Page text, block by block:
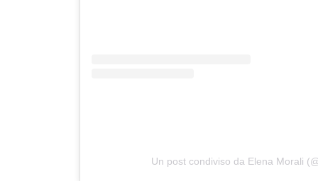
Un post condiviso da Elena Morali